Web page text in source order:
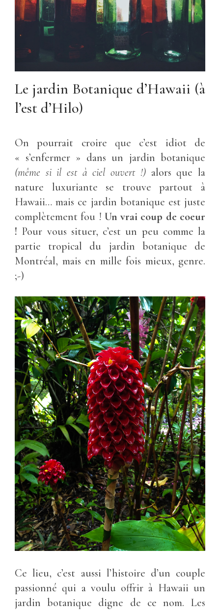
Le jardin Botanique d’Hawaii (à
l’est d’Hilo)
On pourrait croire que c’est idiot de
« s’enfermer » dans un jardin botanique
(même si il est à ciel ouvert !)alors que la
nature luxuriante se trouve partout à
Hawaii… mais ce jardin botanique est juste
complètement fou ! Un vrai coup de coeur
! Pour vous situer, c’est un peu comme la
partie tropical du jardin botanique de
Montréal, mais en mille fois mieux, genre.
;-)
Ce lieu, c’est aussi l’histoire d’un couple
passionné qui a voulu offrir à Hawaii un
jardin botanique digne de ce nom. Les